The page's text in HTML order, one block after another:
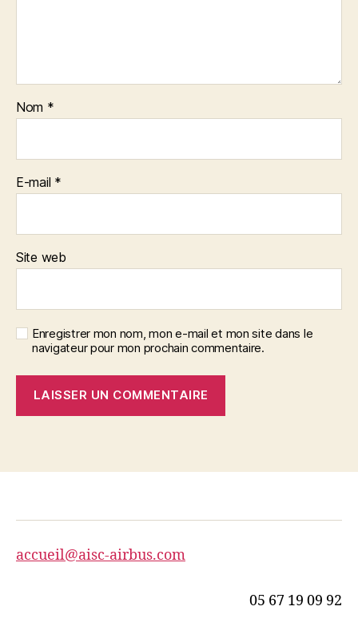
Nom *
E-mail *
Site web
Enregistrer mon nom, mon e-mail et mon site dans le
navigateur pour mon prochain commentaire.
accueil@aisc-airbus.com
05 67 19 09 92